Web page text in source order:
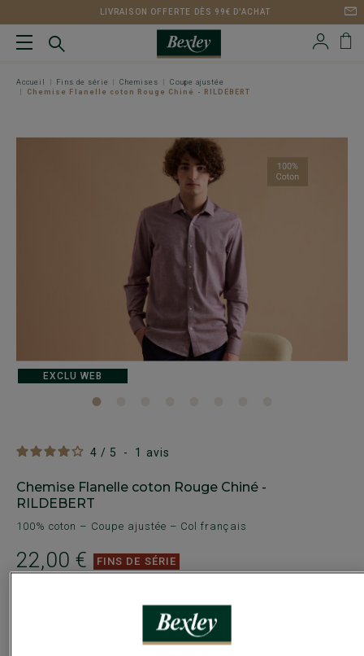
LIVRAISON OFFERTE DÈS 99€ D'ACHAT
Accueil Fins de série Chemises
Coupe ajustée
Chemise Flanelle coton Rouge Chiné - RILDEBERT
4 / 5 - 1 avis
Chemise Flanelle coton Rouge Chiné -
RILDEBERT
100% coton – Coupe ajustée – Col français
22,00 € FINS DE SÉRIE
COULEURS DISPONIBLES
EXCLU WEB